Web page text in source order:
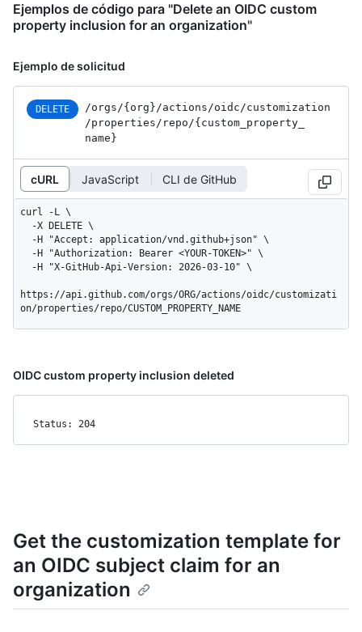
Ejemplos de código para "Delete an OIDC custom
property inclusion for an organization"
Ejemplo de solicitud
DELETE /orgs/{org}/actions/oidc/customization
/properties/repo/{custom_ property_
name}
cURL JavaScript CLI de GitHub
curl -L \
https://api.github.com/orgs/ORG/actions/oidc/customizati
on/properties/repo/CUSTOM_PROPERTY_NAME
OIDC custom property inclusion deleted
Status: 204
Get the customization template for
an OIDC subject claim for an
organization